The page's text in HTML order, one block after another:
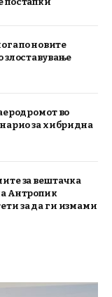
по новите
злоставување
во
за хибридна
за вештачка
Антропик
за да ги измами